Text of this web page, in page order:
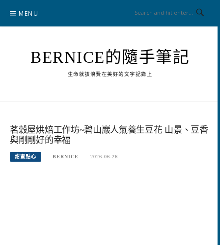
content
MENU
BERNICE的隨手筆記
生命就該浪費在美好的文字記錄上
茗穀屋烘焙工作坊~碧山巖人氣養生豆花 山景、豆香
與剛剛好的幸福
甜蜜點心 BERNICE 2026-06-26